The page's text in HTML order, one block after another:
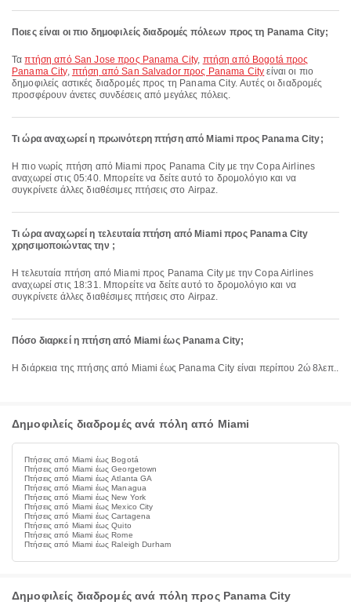
Ποιες είναι οι πιο δημοφιλείς διαδρομές πόλεων προς τη Panama City;
Ταπτήση από San Jose προς Panama City, πτήση από Bogotá προς
Panama City, πτήση από San Salvador προς Panama City είναι οι πιο
δημοφιλείς αστικές διαδρομές προς τη Panama City. Αυτές οι διαδρομές
προσφέρουν άνετες συνδέσεις από μεγάλες πόλεις.
Τι ώρα αναχωρεί η πρωινότερη πτήση από Miami προς Panama City;
Η πιο νωρίς πτήση από Miami προς Panama City με την Copa Airlines
αναχωρεί στις 05:40. Μπορείτε να δείτε αυτό το δρομολόγιο και να
συγκρίνετε άλλες διαθέσιμες πτήσεις στο Airpaz.
Τι ώρα αναχωρεί η τελευταία πτήση από Miami προς Panama City
χρησιμοποιώντας την ;
Η τελευταία πτήση από Miami προς Panama City με την Copa Airlines
αναχωρεί στις 18:31. Μπορείτε να δείτε αυτό το δρομολόγιο και να
συγκρίνετε άλλες διαθέσιμες πτήσεις στο Airpaz.
Πόσο διαρκεί η πτήση από Miami έως Panama City;
Η διάρκεια της πτήσης από Miami έως Panama City είναι περίπου 2ώ 8λεπ..
Δημοφιλείς διαδρομές ανά πόλη από Miami
Πτήσεις από Miami έως Bogotá
Πτήσεις από Miami έως Georgetown
Πτήσεις από Miami έως Atlanta GA
Πτήσεις από Miami έως Managua
Πτήσεις από Miami έως New York
Πτήσεις από Miami έως Mexico City
Πτήσεις από Miami έως Cartagena
Πτήσεις από Miami έως Quito
Πτήσεις από Miami έως Rome
Πτήσεις από Miami έως Raleigh Durham
Δημοφιλείς διαδρομές ανά πόλη προς Panama City